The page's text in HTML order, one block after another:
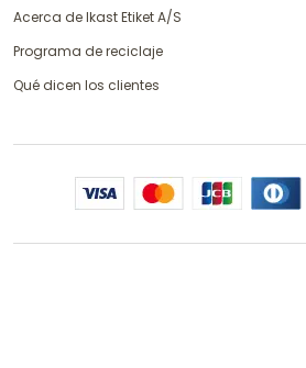
Acerca de Ikast Etiket A/S
Programa de reciclaje
Qué dicen los clientes